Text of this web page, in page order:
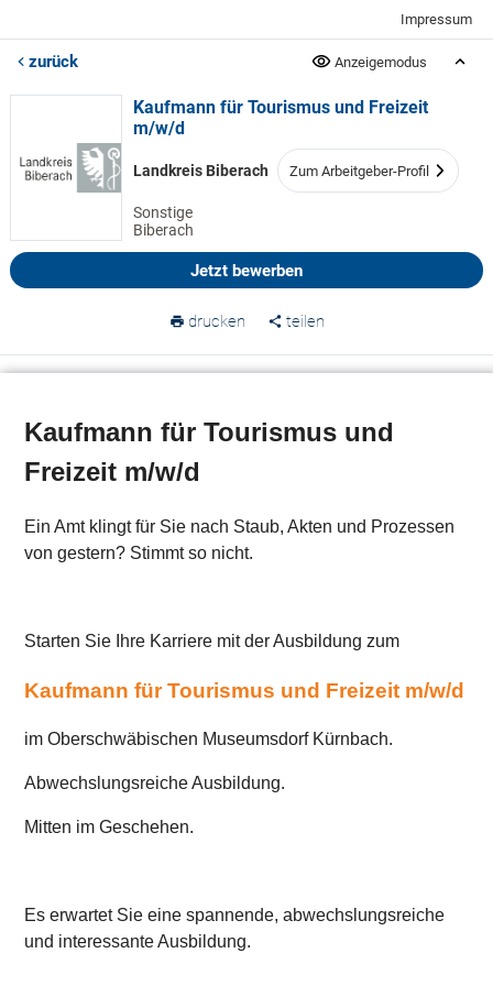
Impressum
zurück Anzeigemodus
Kaufmann für Tourismus und Freizeit
m/w/d
Landkreis Biberach Zum Arbeitgeber-Profil
Sonstige
Biberach
Jetzt bewerben
drucken teilen
Karte anzeigen